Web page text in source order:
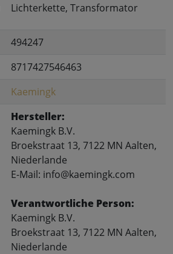
Lichterkette, Transformator
494247
8717427546463
Kaemingk
Hersteller:
Kaemingk B.V.
Broekstraat 13, 7122 MN Aalten,
Niederlande
E-Mail: info@kaemingk.com
Verantwortliche Person:
Kaemingk B.V.
Broekstraat 13, 7122 MN Aalten,
Niederlande